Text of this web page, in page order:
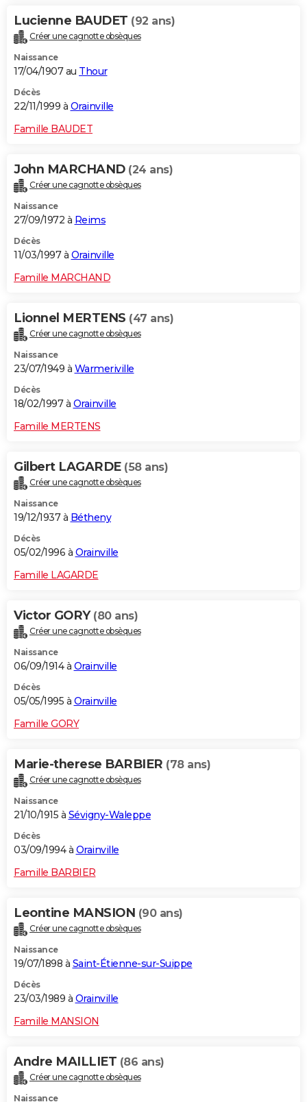
Lucienne BAUDET (92 ans)
Créer une cagnotte obsèques
Naissance
17/04/1907 au Thour
Décès
22/11/1999 à Orainville
Famille BAUDET
John MARCHAND (24 ans)
Créer une cagnotte obsèques
Naissance
27/09/1972 à Reims
Décès
11/03/1997 à Orainville
Famille MARCHAND
Lionnel MERTENS (47 ans)
Créer une cagnotte obsèques
Naissance
23/07/1949 à Warmeriville
Décès
18/02/1997 à Orainville
Famille MERTENS
Gilbert LAGARDE (58 ans)
Créer une cagnotte obsèques
Naissance
19/12/1937 à Bétheny
Décès
05/02/1996 à Orainville
Famille LAGARDE
Victor GORY (80 ans)
Créer une cagnotte obsèques
Naissance
06/09/1914 à Orainville
Décès
05/05/1995 à Orainville
Famille GORY
Marie-therese BARBIER (78 ans)
Créer une cagnotte obsèques
Naissance
21/10/1915 à Sévigny-Waleppe
Décès
03/09/1994 à Orainville
Famille BARBIER
Leontine MANSION (90 ans)
Créer une cagnotte obsèques
Naissance
19/07/1898 à Saint-Étienne-sur-Suippe
Décès
23/03/1989 à Orainville
Famille MANSION
Andre MAILLIET (86 ans)
Créer une cagnotte obsèques
Naissance